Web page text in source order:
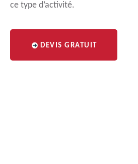
ce type d’activité.
DEVIS GRATUIT